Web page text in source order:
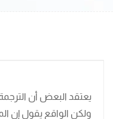
يعتقد البعض أن
ولكن الواقع يقول إن